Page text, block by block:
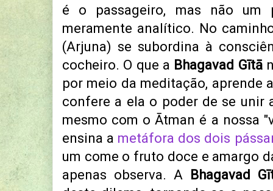
é o passageiro, mas não um
meramente analítico. No
(Arjuna) se subordina à
cocheiro. O que a Bhagavad Gītā
por meio da meditação, aprende
confere a ela o poder de se unir
mesmo com o Ātman é a nossa
ensina a metáfora dos dois
um come o fruto doce e amargo
apenas observa. A
Bhagavad